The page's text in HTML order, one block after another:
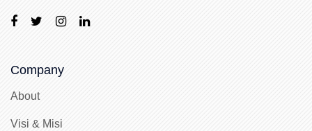
Company
About
Visi & Misi